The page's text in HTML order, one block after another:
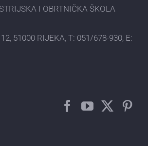
I OBRTNIČKA ŠKOLA
51000 RIJEKA, T: 051/678-930, E: